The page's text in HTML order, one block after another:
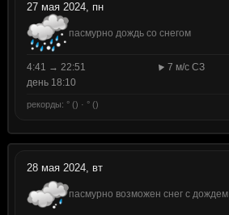
27 мая 2024, пн
пасмурно дождь со снегом
4:41 → 22:51
7 м/с СЗ
день 18:10
рекорды: ° () · ° ()
28 мая 2024, вт
пасмурно возможен снег с дождем